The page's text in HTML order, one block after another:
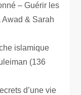
– Guérir les
& Sarah
islamique
(136
d’une vie